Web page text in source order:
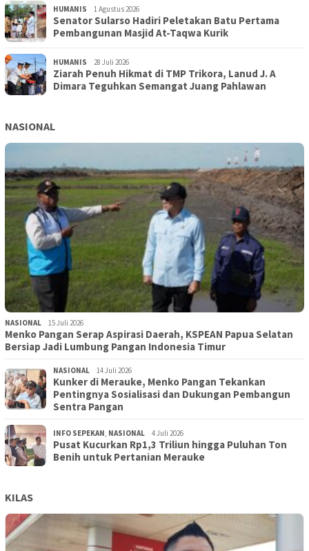
HUMANIS 1 Agustus 2026
Senator Sularso Hadiri Peletakan Batu Pertama
Pembangunan Masjid At-Taqwa Kurik
HUMANIS 28 Juli 2026
Ziarah Penuh Hikmat di TMP Trikora, Lanud J. A
Dimara Teguhkan Semangat Juang Pahlawan
NASIONAL
NASIONAL 15 Juli 2026
Menko Pangan Serap Aspirasi Daerah, KSPEAN Papua Selatan
Bersiap Jadi Lumbung Pangan Indonesia Timur
NASIONAL 14 Juli 2026
Kunker di Merauke, Menko Pangan Tekankan
Pentingnya Sosialisasi dan Dukungan Pembangun
Sentra Pangan
INFO SEPEKAN, NASIONAL 4 Juli 2026
Pusat Kucurkan Rp1,3 Triliun hingga Puluhan Ton
Benih untuk Pertanian Merauke
KILAS